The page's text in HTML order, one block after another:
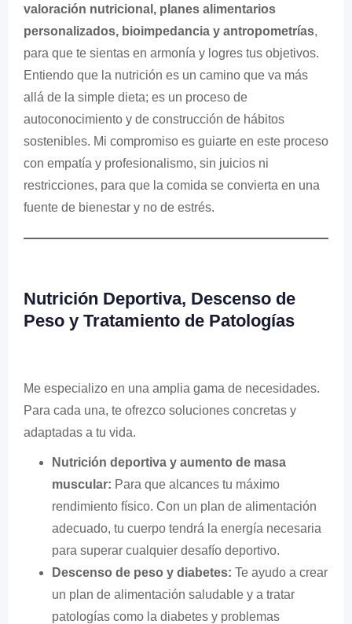
valoración nutricional, planes alimentarios
personalizados, bioimpedancia y antropometrías,
para que te sientas en armonía y logres tus objetivos.
Entiendo que la nutrición es un camino que va más
allá de la simple dieta; es un proceso de
autoconocimiento y de construcción de hábitos
sostenibles. Mi compromiso es guiarte en este proceso
con empatía y profesionalismo, sin juicios ni
restricciones, para que la comida se convierta en una
fuente de bienestar y no de estrés.
Nutrición Deportiva, Descenso de
Peso y Tratamiento de Patologías
Me especializo en una amplia gama de necesidades.
Para cada una, te ofrezco soluciones concretas y
adaptadas a tu vida.
Nutrición deportiva y aumento de masa
muscular: Para que alcances tu máximo
rendimiento físico. Con un plan de alimentación
adecuado, tu cuerpo tendrá la energía necesaria
para superar cualquier desafío deportivo.
Descenso de peso y diabetes: Te ayudo a crear
un plan de alimentación saludable y a tratar
patologías como la diabetes y problemas